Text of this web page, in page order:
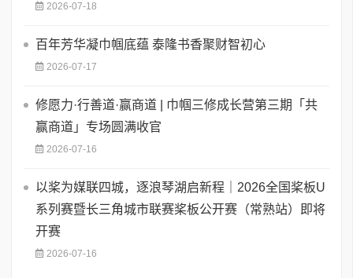
2026-07-18
百年芳华凝巾帼底蕴 泰隆书香聚财智初心
2026-07-17
修愿力·行善道·赢商道 | 巾帼三修成长营第三期「共
赢商道」专场圆满收官
2026-07-16
以桨为媒联四城，逐浪琴湖启新程｜2026全国桨板U
系列赛暨长三角城市联赛桨板公开赛（常熟站）即将
开赛
2026-07-16